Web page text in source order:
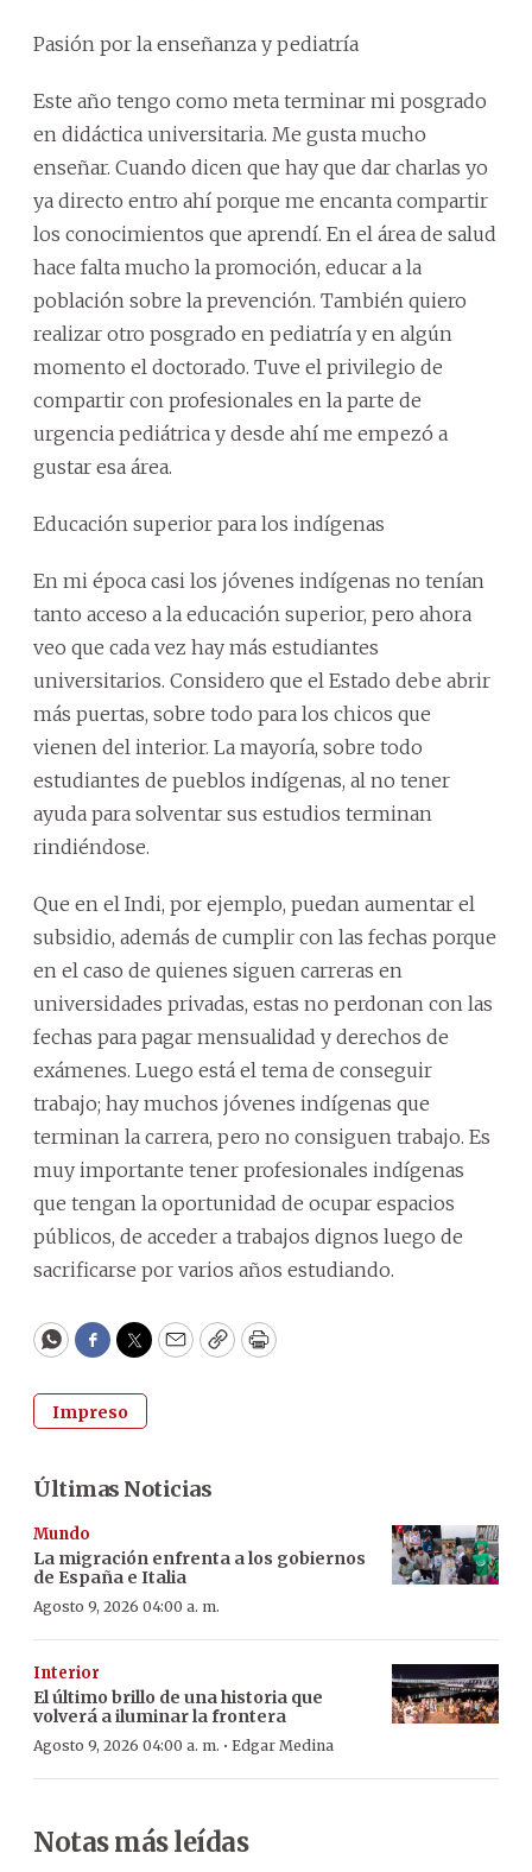
Pasión por la enseñanza y pediatría
Este año tengo como meta terminar mi posgrado
en didáctica universitaria. Me gusta mucho
enseñar. Cuando dicen que hay que dar charlas yo
ya directo entro ahí porque me encanta compartir
los conocimientos que aprendí. En el área de salud
hace falta mucho la promoción, educar a la
población sobre la prevención. También quiero
realizar otro posgrado en pediatría y en algún
momento el doctorado. Tuve el privilegio de
compartir con profesionales en la parte de
urgencia pediátrica y desde ahí me empezó a
gustar esa área.
Educación superior para los indígenas
En mi época casi los jóvenes indígenas no tenían
tanto acceso a la educación superior, pero ahora
veo que cada vez hay más estudiantes
universitarios. Considero que el Estado debe abrir
más puertas, sobre todo para los chicos que
vienen del interior. La mayoría, sobre todo
estudiantes de pueblos indígenas, al no tener
ayuda para solventar sus estudios terminan
rindiéndose.
Que en el Indi, por ejemplo, puedan aumentar el
subsidio, además de cumplir con las fechas porque
en el caso de quienes siguen carreras en
universidades privadas, estas no perdonan con las
fechas para pagar mensualidad y derechos de
exámenes. Luego está el tema de conseguir
trabajo; hay muchos jóvenes indígenas que
terminan la carrera, pero no consiguen trabajo. Es
muy importante tener profesionales indígenas
que tengan la oportunidad de ocupar espacios
públicos, de acceder a trabajos dignos luego de
sacrificarse por varios años estudiando.
WhatsApp
Facebook
Twitter
EmailCopyPrint
Impreso
Últimas Noticias
Mundo
La migración enfrenta a los gobiernos
de España e Italia
Agosto 9, 2026 04:00 a. m.
Interior
El último brillo de una historia que
volverá a iluminar la frontera
Agosto 9, 2026 04:00 a. m. · Edgar Medina
Notas más leídas